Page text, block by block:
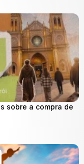
sobre a compra de